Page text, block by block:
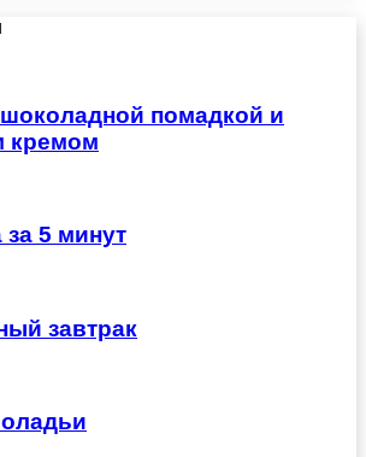
помадкой и
кремом
за 5 минут
завтрак